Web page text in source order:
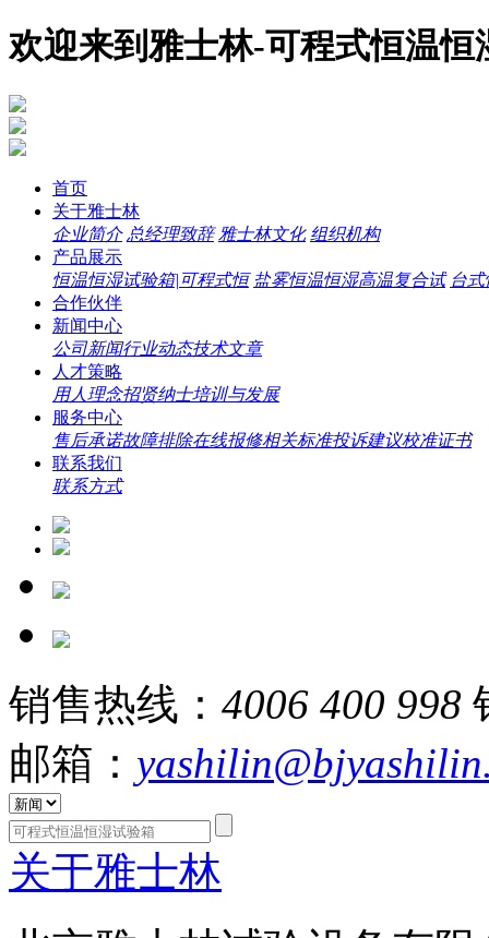
欢迎来到雅士林-可程式恒温
首页
关于雅士林
企业简介 总经理致辞 雅士林文化 组织机构
产品展示
恒温恒湿试验箱|可程式恒 盐雾恒温恒湿高温复合试 台
合作伙伴
新闻中心
公司新闻行业动态技术文章
人才策略
用人理念招贤纳士培训与发展
服务中心
售后承诺故障排除在线报修相关标准投诉建议校准证书
联系我们
联系方式
销售热线： 4006 400 998
邮箱：
关于雅士林